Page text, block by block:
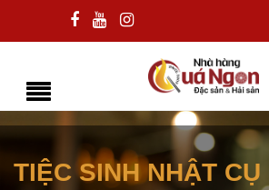
TIỆC SINH NHẬT CỤ